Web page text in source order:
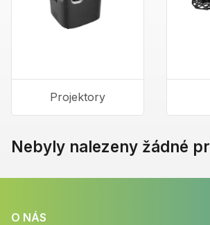
Projektory
Nebyly nalezeny žádné
O NÁS